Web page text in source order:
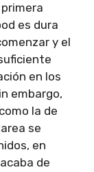
es dura
y el
en los
embargo,
la de
se
en
de